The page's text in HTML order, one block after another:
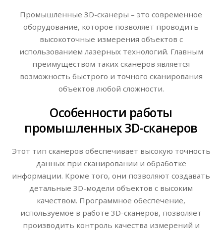
Промышленные 3D-сканеры – это современное
оборудование, которое позволяет проводить
высокоточные измерения объектов с
использованием лазерных технологий. Главным
преимуществом таких сканеров является
возможность быстрого и точного сканирования
объектов любой сложности.
Особенности работы
промышленных 3D-сканеров
Этот тип сканеров обеспечивает высокую точность
данных при сканировании и обработке
информации. Кроме того, они позволяют создавать
детальные 3D-модели объектов с высоким
качеством. Программное обеспечение,
используемое в работе 3D-сканеров, позволяет
производить контроль качества измерений и